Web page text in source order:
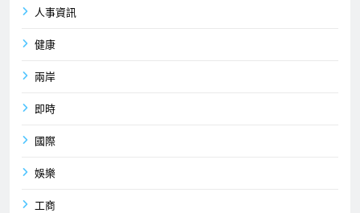
人事資訊
健康
兩岸
即時
國際
娛樂
工商